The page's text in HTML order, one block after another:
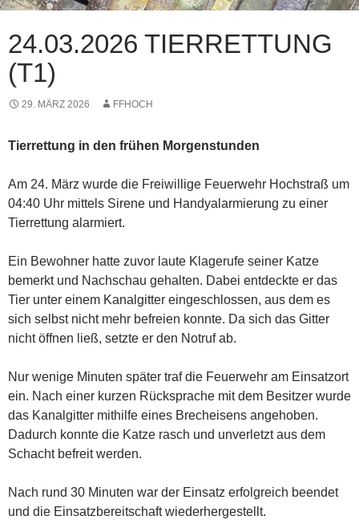
24.03.2026 TIERRETTUNG
(T1)
29. MÄRZ 2026 FFHOCH
Tierrettung in den frühen Morgenstunden
Am 24. März wurde die Freiwillige Feuerwehr Hochstraß um
04:40 Uhr mittels Sirene und Handyalarmierung zu einer
Tierrettung alarmiert.
Ein Bewohner hatte zuvor laute Klagerufe seiner Katze
bemerkt und Nachschau gehalten. Dabei entdeckte er das
Tier unter einem Kanalgitter eingeschlossen, aus dem es
sich selbst nicht mehr befreien konnte. Da sich das Gitter
nicht öffnen ließ, setzte er den Notruf ab.
Nur wenige Minuten später traf die Feuerwehr am Einsatzort
ein. Nach einer kurzen Rücksprache mit dem Besitzer wurde
das Kanalgitter mithilfe eines Brecheisens angehoben.
Dadurch konnte die Katze rasch und unverletzt aus dem
Schacht befreit werden.
Nach rund 30 Minuten war der Einsatz erfolgreich beendet
und die Einsatzbereitschaft wiederhergestellt.